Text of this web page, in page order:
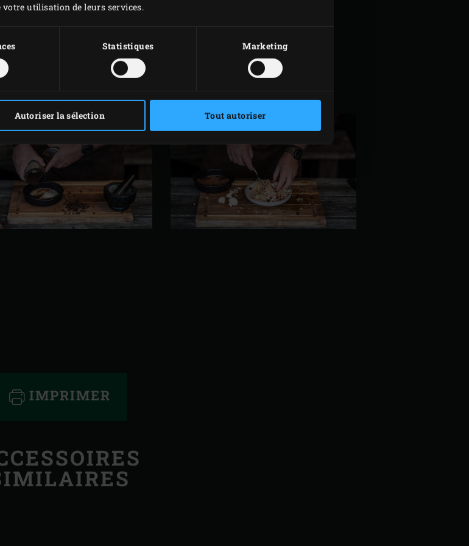
utilisation de leurs services.
Statistiques Marketing
Autoriser la sélection Tout autoriser
les poivrons rôtir 20 à 25 minutes.
IMPRIMER